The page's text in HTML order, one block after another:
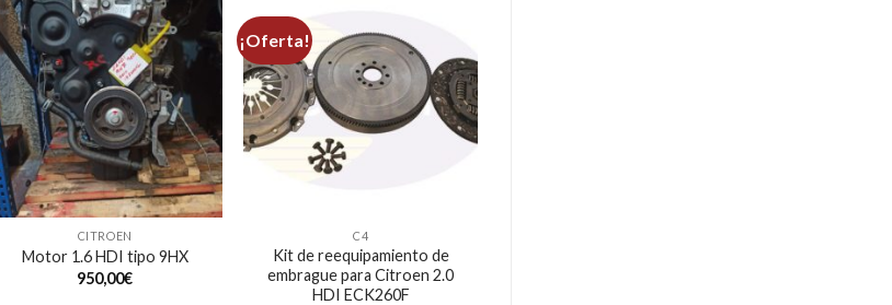
CITROEN
Motor 1.6 HDI tipo 9HX
950,00€
¡Oferta!
C4
Kit de reequipamiento de
embrague para Citroen 2.0
HDI ECK260F